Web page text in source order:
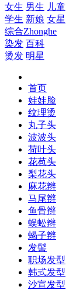
女生 男生 儿童
学生 新娘 女星
综合Zhonghe
染发 百科
烫发 明星
首页
娃娃脸
纹理烫
丸子头
波波头
荷叶头
花苞头
梨花头
麻花辫
马尾辫
鱼骨辫
蜈蚣辫
蝎子辫
发髻
职场发型
韩式发型
沙宣发型